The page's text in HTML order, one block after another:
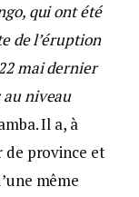
qui ont été
de l’éruption
mai dernier
au niveau
Il a, à
de province et
même